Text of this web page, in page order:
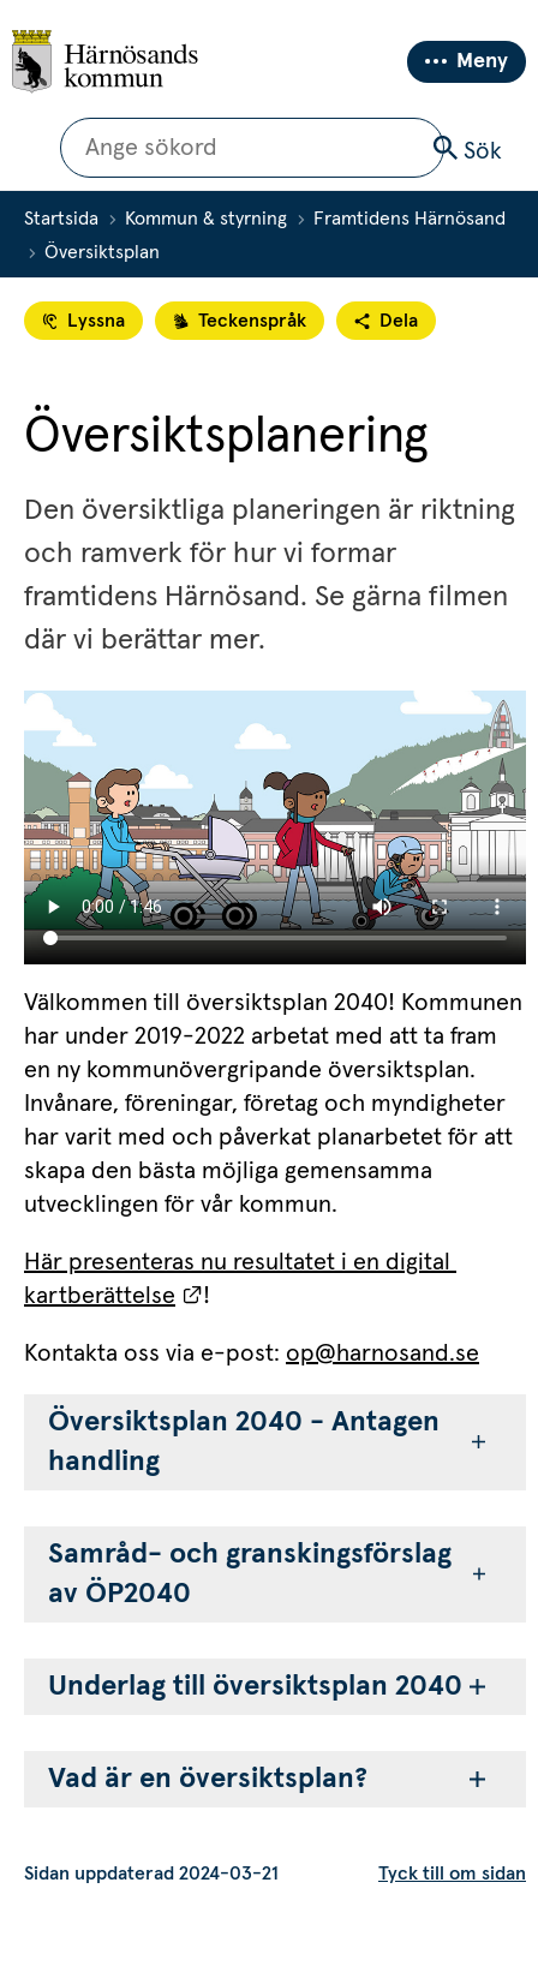
Meny
Sök
Sök
Startsida Kommun & styrning
Framtidens Härnösand
Översiktsplan
Lyssna Teckenspråk Dela
Översiktsplanering
Den översiktliga planeringen är riktning
och ramverk för hur vi formar
framtidens Härnösand. Se gärna filmen
där vi berättar mer.
Välkommen till översiktsplan 2040! Kommunen
har under 2019-2022 arbetat med att ta fram
en ny kommunövergripande översiktsplan.
Invånare, föreningar, företag och myndigheter
har varit med och påverkat planarbetet för att
skapa den bästa möjliga gemensamma
utvecklingen för vår kommun.
Här presenteras nu resultatet i en digital
kartberättelse
Länk till annan webbplats.
!
Kontakta oss via e-post: op@harnosand.se
Översiktsplan 2040 - Antagen
handling
Samråd- och granskingsförslag
av ÖP2040
Underlag till översiktsplan 2040
Vad är en översiktsplan?
Sidan uppdaterad 2024-03-21 Tyck till om sidan